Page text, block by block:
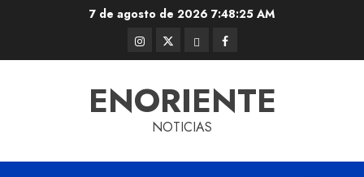
7 de agosto de 2026 7:48:26 AM
Instagram
@EnOriente
Twitter
(X)
ThreadsFacebook
ENORIENTE
NOTICIAS